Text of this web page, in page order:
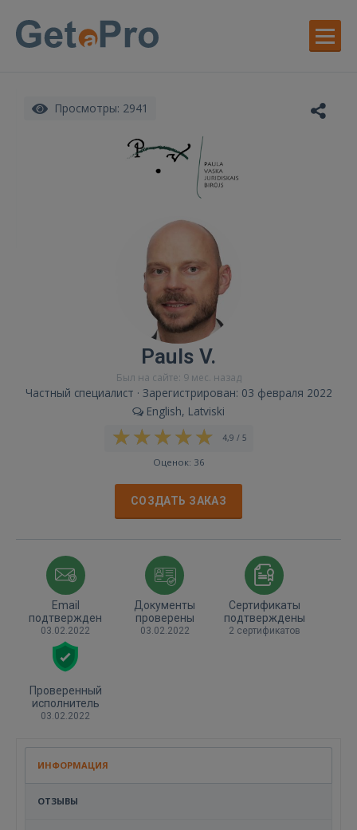
Просмотры: 2941
Pauls V.
Был на сайте: 9 мес. назад
Частный специалист · Зарегистрирован: 03 февраля 2022
English, Latviski
4,9 / 5
Оценок: 36
СОЗДАТЬ ЗАКАЗ
Email
подтвержден
03.02.2022
Документы
проверены
03.02.2022
Сертификаты
подтверждены
2 сертификатов
Проверенный
исполнитель
03.02.2022
ИНФОРМАЦИЯ
ОТЗЫВЫ